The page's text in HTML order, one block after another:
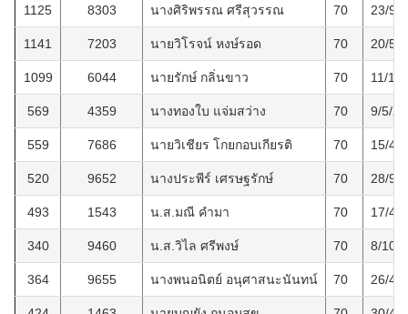
1125 8303 นางศิริพรรณ ศรีสุวรรณ 70 23/9/
1141 7203 นายวิโรจน์ หงษ์รอด 70 20/5/
1099 6044 นายรักษ์ กลิ่นขาว 70 11/
569 4359 นางทองใบ แจ่มสว่าง 70 9/5/
559 7686 นายวิเชียร โกยกอบเกียรติ 70 15/4/
520 9652 นางประพีร์ เศรษฐรักษ์ 70 28/9/
493 1543 น.ส.มณี คำมา 70 17/4/
340 9460 น.ส.วิไล ศรีพงษ์ 70 8/10/
364 9655 นางพนอนิตย์ อนุศาสนะนันทน์ 70 26/4/